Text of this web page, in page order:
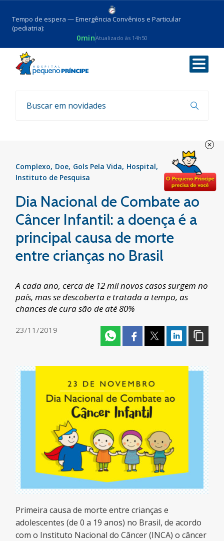
Tempo de espera — Emergência Convênios e Particular
(pediatria):
0minAtualizado às 14h50
Voltar
Notícias
Complexo Doe Gols Pela Vida Hospital
Instituto de Pesquisa
Dia Nacional de Combate ao
Câncer Infantil: a doença é a
principal causa de morte
entre crianças no Brasil
A cada ano, cerca de 12 mil novos casos surgem no
país, mas se descoberta e tratada a tempo, as
chances de cura são de até 80%
23/11/2019
Primeira causa de morte entre crianças e
adolescentes (de 0 a 19 anos) no Brasil, de acordo
com o Instituto Nacional do Câncer (INCA) o câncer